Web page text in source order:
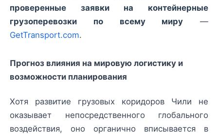
проверенные заявки на контейнерные
грузоперевозки по всему миру —
GetTransport.com.
Прогноз влияния на мировую логистику и
возможности планирования
Хотя развитие грузовых коридоров Чили не
оказывает непосредственного глобального
воздействия, оно органично вписывается в